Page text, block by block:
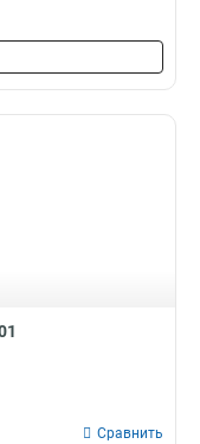
Сравнить